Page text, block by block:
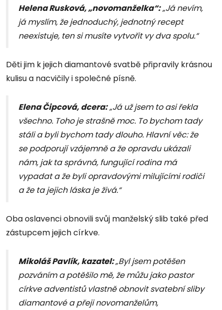
Helena Rusková, „novomanželka“:„Já nevím,
já myslím, že jednoduchý, jednotný recept
neexistuje, ten si musíte vytvořit vy dva spolu.“
Děti jim k jejich diamantové svatbě připravily krásnou
kulisu a nacvičily i společné písně.
Elena Čipcová, dcera:„Já už jsem to asi řekla
všechno. Toho je strašně moc. To bychom tady
stáli a byli bychom tady dlouho. Hlavní věc: že
se podporují vzájemně a že opravdu ukázali
nám, jak ta správná, fungující rodina má
vypadat a že byli opravdovými milujícími rodiči
a že ta jejich láska je živá.“
Oba oslavenci obnovili svůj manželský slib také před
zástupcem jejich církve.
Mikoláš Pavlík, kazatel:„Byl jsem potěšen
pozváním a potěšilo mě, že můžu jako pastor
církve adventistů vlastně obnovit svatební sliby
diamantové a přeji novomanželům,